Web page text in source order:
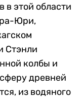
в этой области
Юри,
Стэнли
колбы и
древней
из водяного